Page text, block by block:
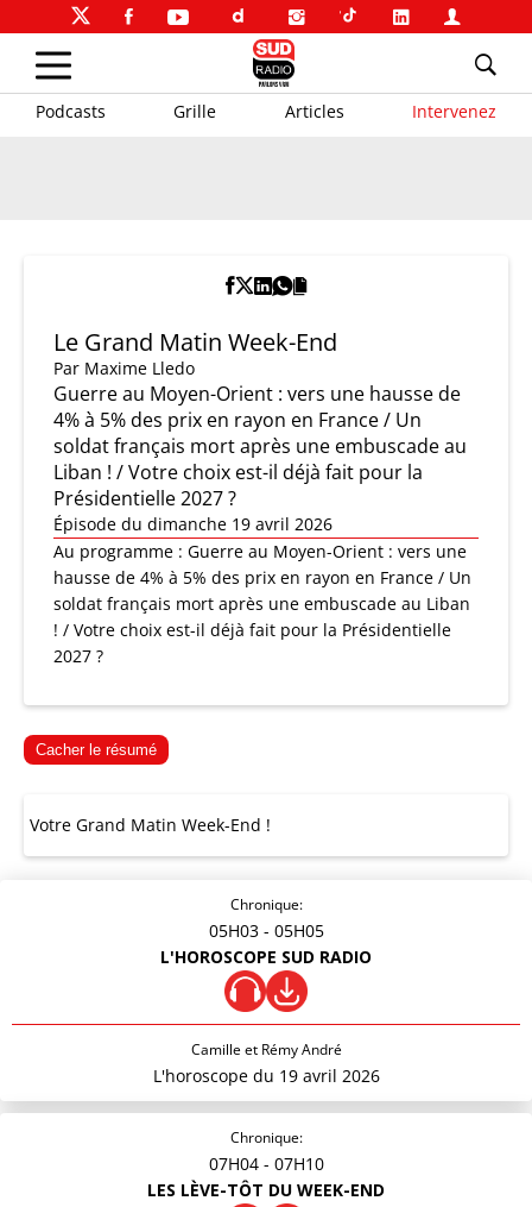
Podcasts Grille Articles Intervenez
Le Grand Matin Week-End
Par Maxime Lledo
Guerre au Moyen-Orient : vers une hausse de
4% à 5% des prix en rayon en France / Un
soldat français mort après une embuscade au
Liban ! / Votre choix est-il déjà fait pour la
Présidentielle 2027 ?
Épisode du dimanche 19 avril 2026
Au programme : Guerre au Moyen-Orient : vers une
hausse de 4% à 5% des prix en rayon en France / Un
soldat français mort après une embuscade au Liban
! / Votre choix est-il déjà fait pour la Présidentielle
2027 ?
Cacher le résumé
Votre Grand Matin Week-End !
Chronique:
05H03 - 05H05
L'HOROSCOPE SUD RADIO
Camille et Rémy André
L'horoscope du 19 avril 2026
Chronique:
07H04 - 07H10
LES LÈVE-TÔT DU WEEK-END